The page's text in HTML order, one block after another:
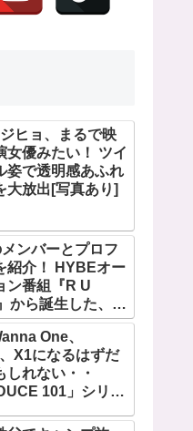
ヒョ、まるで映
女優みたい！ ツイ
姿で透明感あふれ
大放出[写真あり]
メンバーとプロフ
紹介！ HYBEオー
ン番組『R U
から誕生した、日
ロハとモカを含む
ルズグループ！
曲「Magnetic」が
の大ヒット
One、
X1になるはずだ
しれない・・
101」シリー
練習生12人の氏名